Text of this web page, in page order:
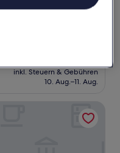
Preis
beträgt
inkl. Steuern & Gebühren
10. Aug.–11. Aug.